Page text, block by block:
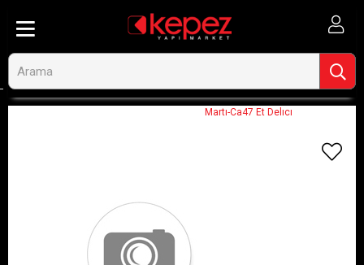
Martı-Ca47 Et Delıcı